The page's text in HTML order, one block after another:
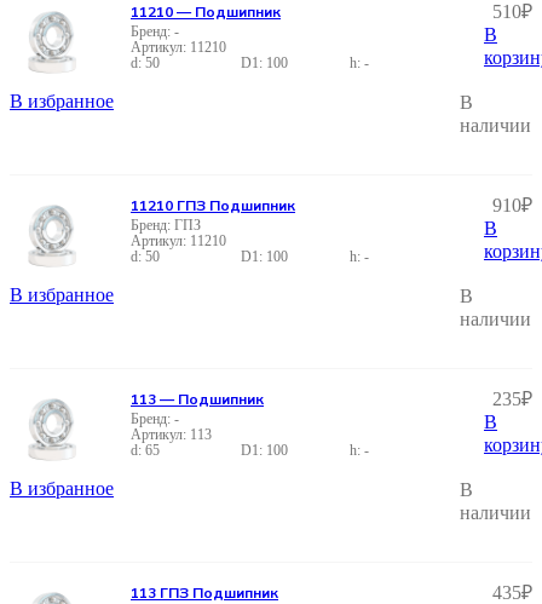
В избранное
11210
50
100 -
-
11210 — Подшипник 510₽
В
В
наличии
В избранное
11210
50
100 -
ГПЗ
11210 ГПЗ Подшипник 910₽
В
В
наличии
В избранное
113
65
100 -
-
113 — Подшипник 235₽
В
В
наличии
113 ГПЗ Подшипник 435₽